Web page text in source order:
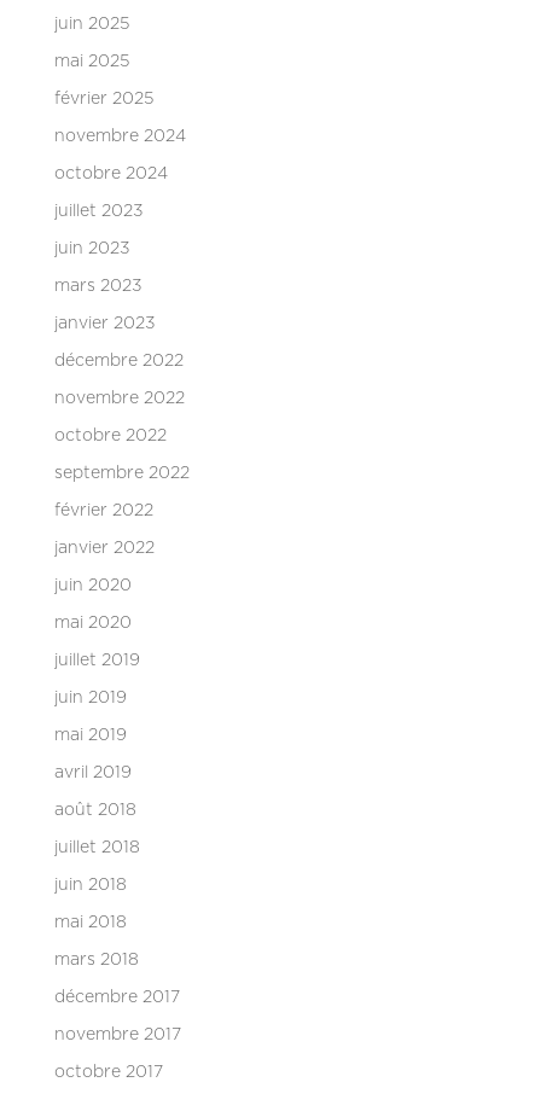
juin 2025
mai 2025
février 2025
novembre 2024
octobre 2024
juillet 2023
juin 2023
mars 2023
janvier 2023
décembre 2022
novembre 2022
octobre 2022
septembre 2022
février 2022
janvier 2022
juin 2020
mai 2020
juillet 2019
juin 2019
mai 2019
avril 2019
août 2018
juillet 2018
juin 2018
mai 2018
mars 2018
décembre 2017
novembre 2017
octobre 2017